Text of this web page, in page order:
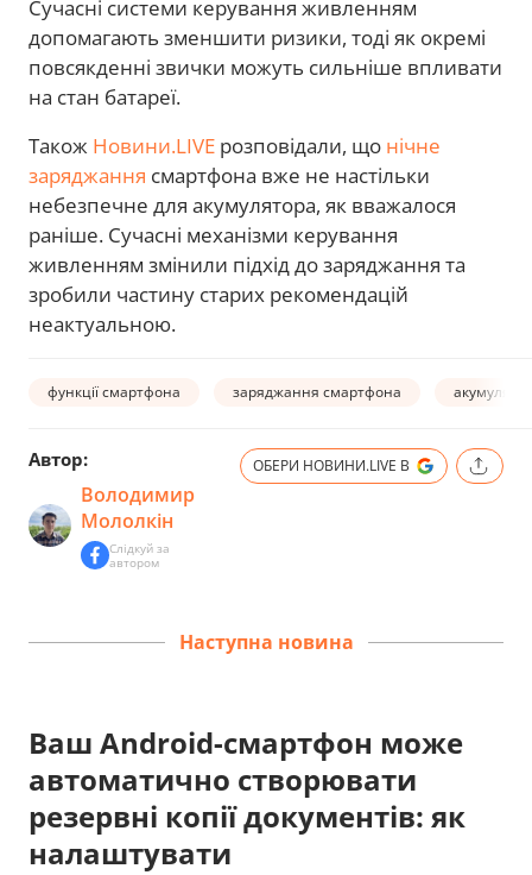
Сучасні системи керування живленням
допомагають зменшити ризики, тоді як окремі
повсякденні звички можуть сильніше впливати
на стан батареї.
Також Новини.LIVE розповідали, що нічне
заряджання смартфона вже не настільки
небезпечне для акумулятора, як вважалося
раніше. Сучасні механізми керування
живленням змінили підхід до заряджання та
зробили частину старих рекомендацій
неактуальною.
функції смартфона заряджання смартфона
Автор:
Володимир
Мололкін
Слідкуй за
автором
ОБЕРИ НОВИНИ.LIVE В
Наступна новина
Ваш Android-смартфон може
автоматично створювати
резервні копії документів: як
налаштувати